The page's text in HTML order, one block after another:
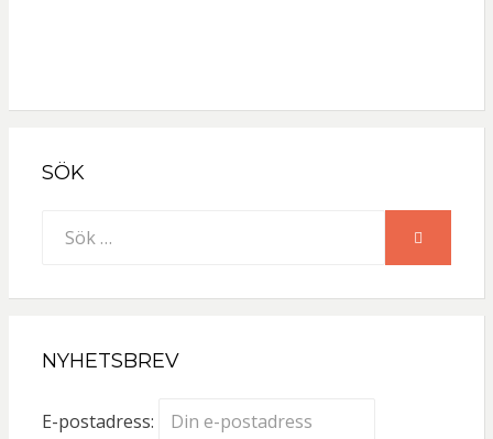
SÖK
efter:
SÖK
NYHETSBREV
E-postadress: